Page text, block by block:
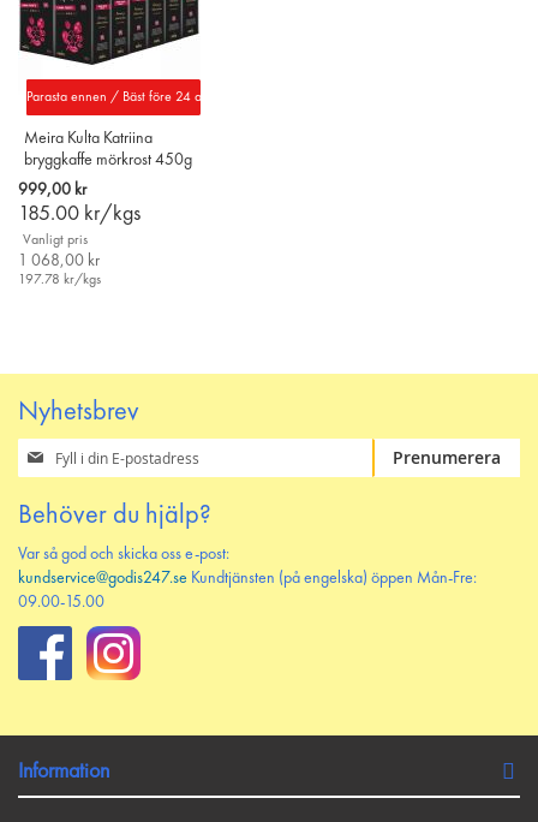
Parasta ennen / Bäst före 24 aug. 2027
Meira Kulta Katriina
bryggkaffe mörkrost 450g
x 12-pack
999,00 kr
185.00 kr/kgs
Vanligt pris
1 068,00 kr
197.78 kr/kgs
Nyhetsbrev
Prenumerera
på
nyhetsbrev
Prenumerera
Behöver du hjälp?
Var så god och skicka oss e-post:
kundservice@godis247.se Kundtjänsten (på engelska) öppen Mån-Fre:
09.00-15.00
Information